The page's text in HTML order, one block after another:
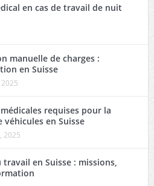
en cas de travail de nuit
manuelle de charges :
en Suisse
requises pour la
véhicules en Suisse
2025
travail en Suisse : missions,